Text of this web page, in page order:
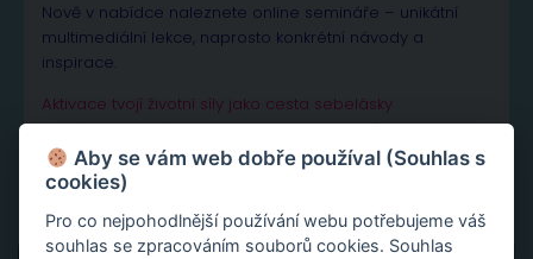
Nově v nabídce naleznete online semináře – unikátní
multimediální lekce, naprosto konkrétní návody a
inspirace.
Aktivace tvojí životní síly jako cesta sebelásky
Velká partnerská rekapitulace a restart vašeho vztahu
Slovy ke šťastnému vztahu
Aby se vám web dobře používal (Souhlas s
cookies)
Pro co nejpohodlnější používání webu potřebujeme váš
souhlas se zpracováním souborů cookies. Souhlas